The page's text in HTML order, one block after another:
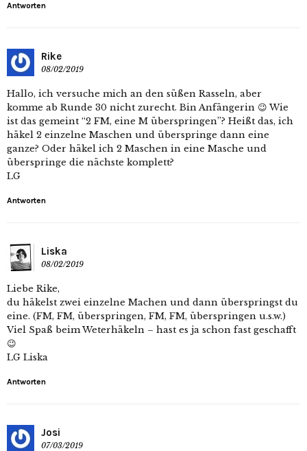
Antworten
Rike
08/02/2019
Hallo, ich versuche mich an den süßen Rasseln, aber
komme ab Runde 30 nicht zurecht. Bin Anfängerin 😉 Wie
ist das gemeint “2 FM, eine M überspringen”? Heißt das, ich
häkel 2 einzelne Maschen und überspringe dann eine
ganze? Oder häkel ich 2 Maschen in eine Masche und
überspringe die nächste komplett?
LG
Antworten
Liska
08/02/2019
Liebe Rike,
du häkelst zwei einzelne Machen und dann überspringst du
eine. (FM, FM, überspringen, FM, FM, überspringen u.s.w.)
Viel Spaß beim Weterhäkeln – hast es ja schon fast geschafft
😉
LG Liska
Antworten
Josi
07/03/2019